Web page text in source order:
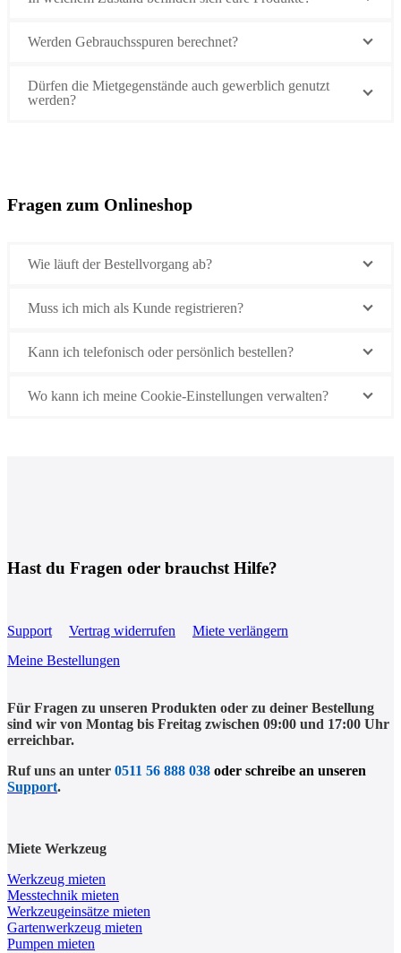
Werden Gebrauchsspuren berechnet?
Dürfen die Mietgegenstände auch gewerblich genutzt
werden?
Fragen zum Onlineshop
Wie läuft der Bestellvorgang ab?
Muss ich mich als Kunde registrieren?
Kann ich telefonisch oder persönlich bestellen?
Wo kann ich meine Cookie-Einstellungen verwalten?
Hast du Fragen oder brauchst Hilfe?
Support Vertrag widerrufen
Miete verlängern
Meine Bestellungen
Für Fragen zu unseren Produkten oder zu deiner Bestellung
sind wir von Montag bis Freitag zwischen 09:00 und 17:00 Uhr
erreichbar.
Ruf uns an unter 0511 56 888 038 oder schreibe an unseren
Support.
Miete Werkzeug
Werkzeug mieten
Messtechnik mieten
Werkzeugeinsätze mieten
Gartenwerkzeug mieten
Pumpen mieten